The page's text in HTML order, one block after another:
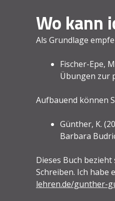
Wo kann
Als Grundlage
Fischer-Epe,
Übungen zur
Aufbauend können
Günther, K.
Barbara
Dieses Buch
Schreiben. Ich habe
lehren.de/gunther-